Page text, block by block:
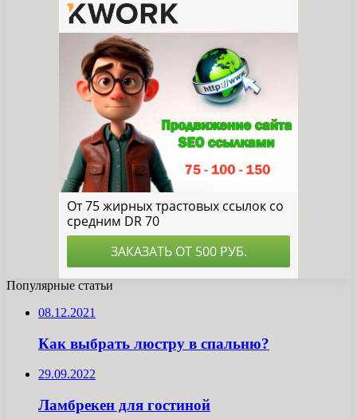
Популярные статьи
08.12.2021
Как выбрать люстру в спальню?
29.09.2022
Ламбрекен для гостиной